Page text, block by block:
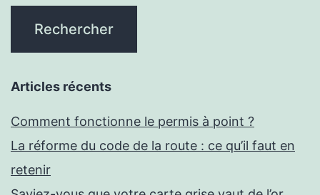
Articles récents
Comment fonctionne le permis à point ?
La réforme du code de la route : ce qu’il faut en
retenir